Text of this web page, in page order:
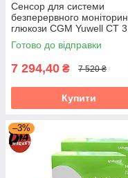
Сенсор для системи
безперервного
глюкози CGM Yuwell CT
пак.
Готово до відправки
7 294,40 ₴ 7 520 ₴
Купити
–3%